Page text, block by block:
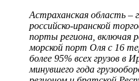
Астраханская область –
российско-иранской
порты региона, включая
морской порт Оля с 16
более 95% всех грузов в
минувшего года